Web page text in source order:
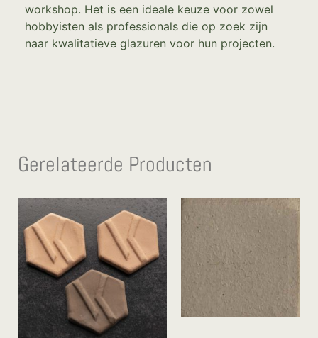
workshop. Het is een ideale keuze voor zowel
hobbyisten als professionals die op zoek zijn
naar kwalitatieve glazuren voor hun projecten.
Gerelateerde Producten